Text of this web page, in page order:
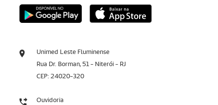
Unimed Leste Fluminense
Rua Dr. Borman, 51 - Niterói - RJ
CEP: 24020-320
Ouvidoria